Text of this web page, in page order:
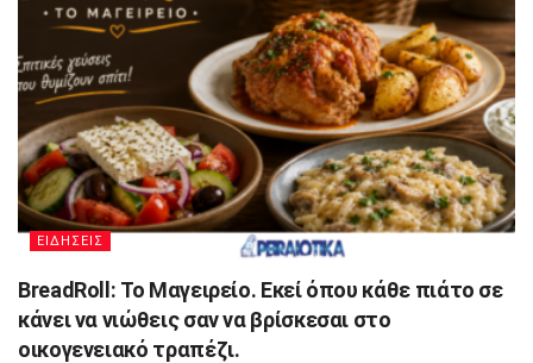
ΕΙΔΗΣΕΙΣ
BreadRoll: Το Μαγειρείο. Εκεί όπου κάθε πιάτο σε
κάνει να νιώθεις σαν να βρίσκεσαι στο
οικογενειακό τραπέζι.